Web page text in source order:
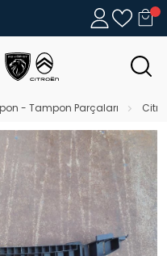
- Tampon Parçaları